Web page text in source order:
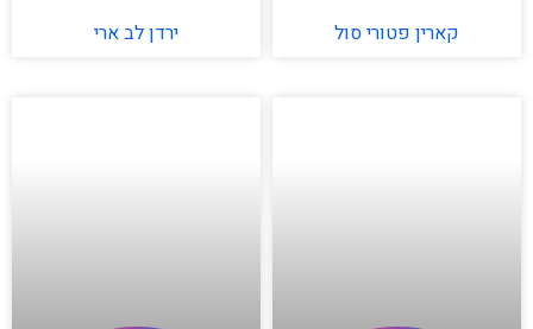
קארין פטורי סול ירדן לב ארי